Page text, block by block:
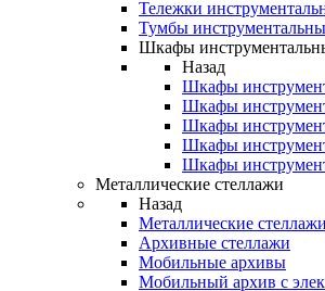
Тележки
Тумбы
Шкафы
Назад
Шкафы
Шкафы
Шкафы
Шкафы
Шкафы
Металлические стеллажи
Назад
Металлические стеллажи
Архивные стеллажи
Мобильные архивы
Мобильный архив с